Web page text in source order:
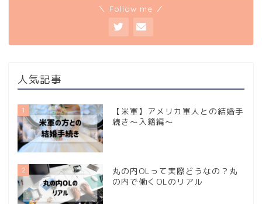
＼ Follow me ／
人気記事
1
【米軍】アメリカ軍人との結婚手
続き～入籍編～
2
丸の内OLって実際どうなの？丸
の内で働くOLのリアル